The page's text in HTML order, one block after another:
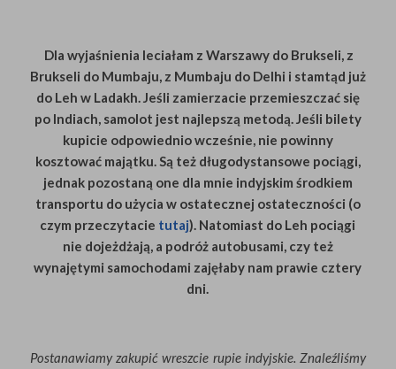
Dla wyjaśnienia leciałam z Warszawy do Brukseli, z
Brukseli do Mumbaju, z Mumbaju do Delhi i stamtąd już
do Leh w Ladakh. Jeśli zamierzacie przemieszczać się
po Indiach, samolot jest najlepszą metodą. Jeśli bilety
kupicie odpowiednio wcześnie, nie powinny
kosztować majątku. Są też długodystansowe pociągi,
jednak pozostaną one dla mnie indyjskim środkiem
transportu do użycia w ostatecznej ostateczności (o
czym przeczytacie tutaj). Natomiast do Leh pociągi
nie dojeżdżają, a podróż autobusami, czy też
wynajętymi samochodami zajęłaby nam prawie cztery
dni.
Postanawiamy zakupić wreszcie rupie indyjskie. Znaleźliśmy